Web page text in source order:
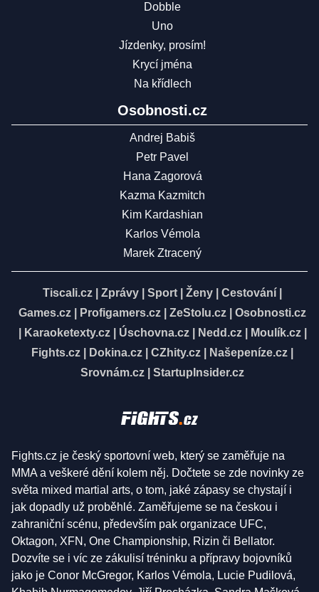
Dobble
Uno
Jízdenky, prosím!
Krycí jména
Na křídlech
Osobnosti.cz
Andrej Babiš
Petr Pavel
Hana Zagorová
Kazma Kazmitch
Kim Kardashian
Karlos Vémola
Marek Ztracený
Tiscali.cz Zprávy Sport Ženy Cestování
Games.cz
Profigamers.cz ZeStolu.cz
Osobnosti.cz
Karaoketexty.cz| Úschovna.cz| Nedd.cz| Moulík.cz|
Fights.cz
Dokina.cz CZhity.cz Našepeníze.cz
Srovnám.cz
StartupInsider.cz
Fights.cz je český sportovní web, který se zaměřuje na
MMA a veškeré dění kolem něj. Dočtete se zde novinky ze
světa mixed martial arts, o tom, jaké zápasy se chystají i
jak dopadly už proběhlé. Zaměřujeme se na českou i
zahraniční scénu, především pak organizace UFC,
Oktagon, XFN, One Championship, Rizin či Bellator.
Dozvíte se i víc ze zákulisí tréninku a přípravy bojovníků
jako je Conor McGregor, Karlos Vémola, Lucie Pudilová,